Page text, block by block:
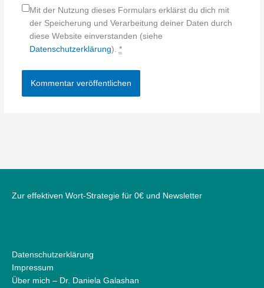
Mit der Nutzung dieses Formulars erklärst du dich mit
der Speicherung und Verarbeitung deiner Daten durch
diese Website einverstanden (siehe
Datenschutzerklärung). *
Zur effektiven Wort-Strategie für 0€ und Newsletter
Datenschutzerklärung
Impressum
Über mich – Dr. Daniela Galashan